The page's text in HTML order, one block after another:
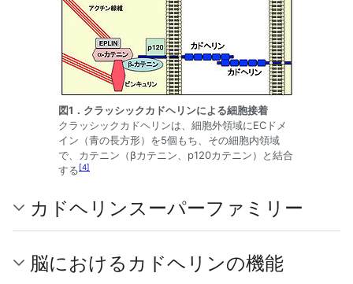
図1．クラッシックカドヘリンによる細胞接着
クラッシックカドヘリンは、細胞外領域にECドメ
イン（青の長方形）を5個もち、その細胞内領域
で、カテニン（βカテニン、p120カテニン）と結合
する [4]
カドヘリンスーパーファミリー
脳におけるカドヘリンの機能